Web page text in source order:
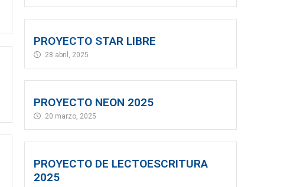
PROYECTO STAR LIBRE
28 abril, 2025
PROYECTO NEON 2025
20 marzo, 2025
PROYECTO DE LECTOESCRITURA
2025